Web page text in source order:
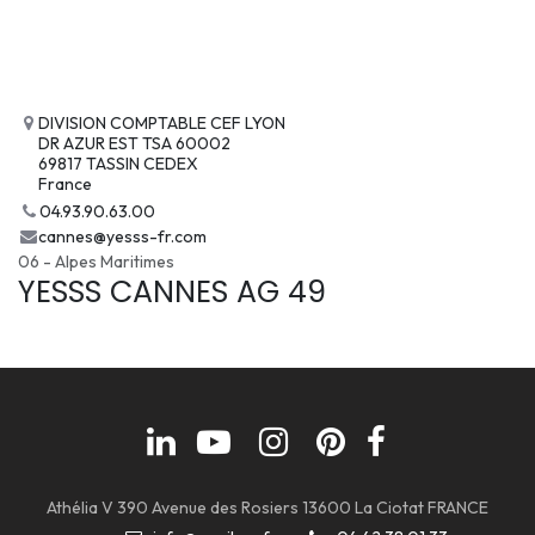
DIVISION COMPTABLE CEF LYON
DR AZUR EST TSA 60002
69817 TASSIN CEDEX
France
04.93.90.63.00
cannes@yesss-fr.com
06 - Alpes Maritimes
YESSS CANNES AG 49
Athélia V 390 Avenue des Rosiers 13600 La Ciotat FRANCE